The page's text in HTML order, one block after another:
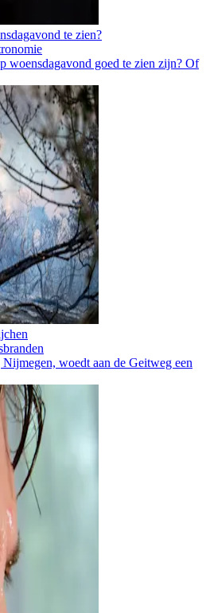
te zien?
woensdagavond goed te zien zijn? Of
woedt aan de Geitweg een